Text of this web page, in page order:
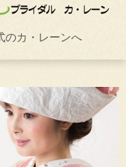
o
n
のカ・レーンへ